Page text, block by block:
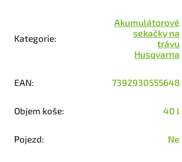
Kategorie:
Akumulátorové
sekačky na
trávu
Husqvarna
EAN: 7392930555648
Objem koše: 40 l
Pojezd: Ne